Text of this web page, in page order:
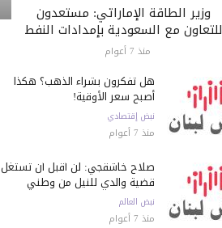
وزير الطاقة الإماراتي: مستعدون
للتعاون مع السعودية بإمدادات النفط
منذ 7 أعوام
هل تفكرون بشراء الذهب؟ هكذا
أصبح سعر الأوقية!
نبض إقتصادي
منذ 7 أعوام
صلاح خاشقجي: لن أقبل أن تستغل
قضية والدي للنيل من وطني
نبض العالم
منذ 7 أعوام